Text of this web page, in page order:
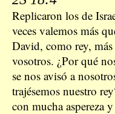
Replicaron los de
veces valemos más
David, como rey,
vosotros. ¿Por qué
se nos avisó a
trajésemos nuestro
con mucha aspereza